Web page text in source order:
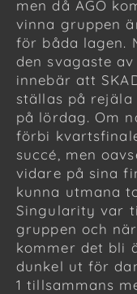
men då AGO
vinna gruppen
för båda lagen.
den svagaste
innebär att
ställas på
på lördag. Om
förbi
succé, men
vidare på sina
kunna utmana
Singularity var
gruppen och
kommer det bli
dunkel ut för
1 tillsammans